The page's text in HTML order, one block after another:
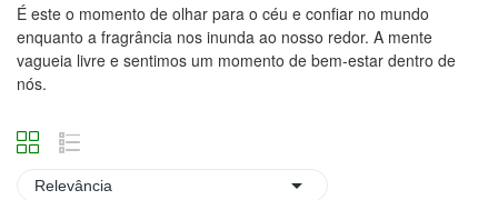
É este o momento de olhar para o céu e confiar no mundo
enquanto a fragrância nos inunda ao nosso redor. A mente
vagueia livre e sentimos um momento de bem-estar dentro de
nós.
Relevância 